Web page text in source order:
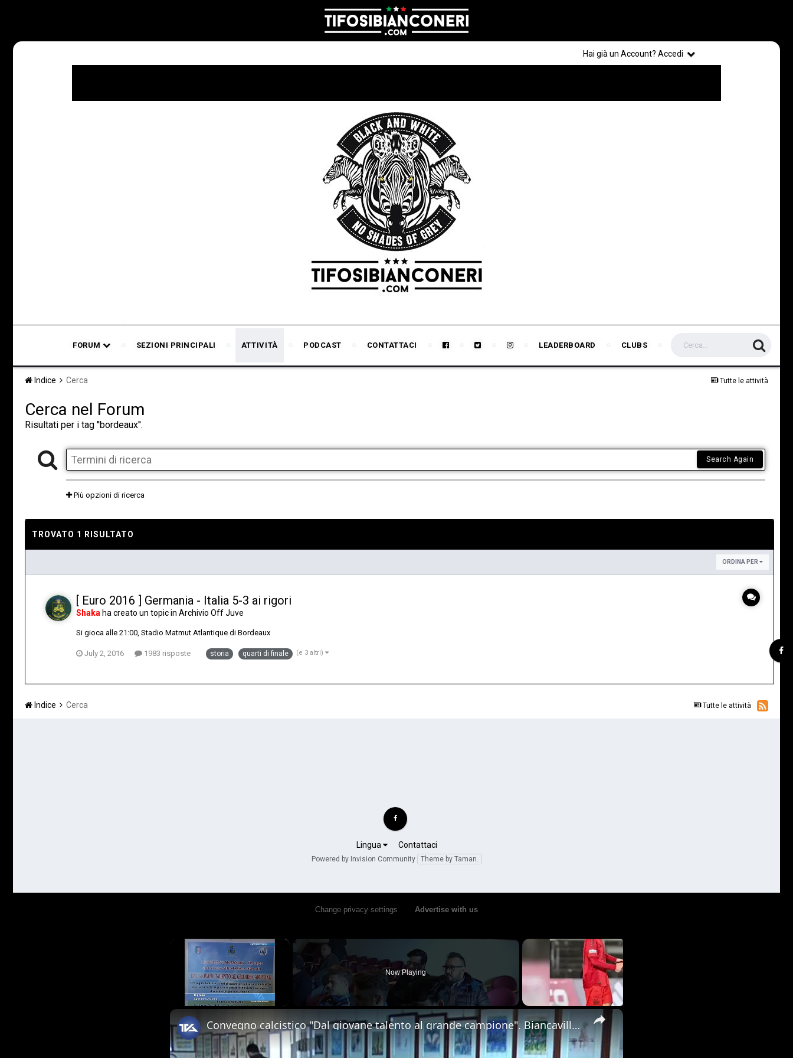
Hai già un Account? Accedi
FORUM SEZIONI PRINCIPALI ATTIVITÀ PODCAST CONTATTACI LEADERBOARD CLUBS
Tutte le attività
Indice Cerca
Cerca nel Forum
Risultati per i tag ''bordeaux''.
Search Again
Più opzioni di ricerca
TROVATO 1 RISULTATO
ORDINA PER
[ Euro 2016 ] Germania - Italia 5-3 ai rigori
Shaka ha creato un topic in Archivio Off Juve
Si gioca alle 21:00, Stadio Matmut Atlantique di Bordeaux
July 2, 2016 1983 risposte storia quarti di finale (e 3 altri)
Tutte le attività
Indice Cerca
Lingua Contattaci
Powered by Invision Community Theme by Taman.
Change privacy settings Advertise with us
×
Now Playing
×
Convegno calcistico "Dal giovane talento al grande campione". Biancavilla 23-03-16